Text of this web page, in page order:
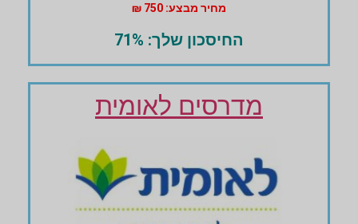
מחיר מבצע: 750 ₪
החיסכון שלך: 71%
מדרסים לאומית